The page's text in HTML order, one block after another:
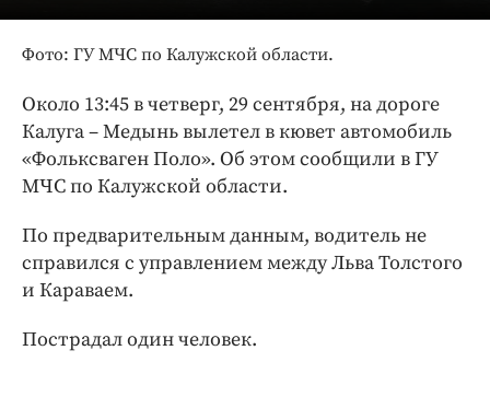
Медиаперсона
Интересное чтиво
Бренд года
Работодатель года
Фото: ГУ МЧС по Калужской области.
Около 13:45 в четверг, 29 сентября, на дороге
Калуга – Медынь вылетел в кювет автомобиль
«Фольксваген Поло». Об этом сообщили в ГУ
МЧС по Калужской области.
По предварительным данным, водитель не
справился с управлением между Льва Толстого
и Караваем.
Пострадал один человек.